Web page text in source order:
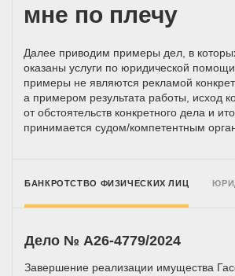
мне по плечу
Далее приводим примеры дел, в
оказаны услуги по юридической
примеры не являются рекламой
а примером результата работы, исход
от обстоятельств конкретного дела и
принимается судом/компетентным
БАНКРОТСТВО ФИЗИЧЕСКИХ ЛИЦ
Дело № А26-4779/2024
Завершение реализации имущества